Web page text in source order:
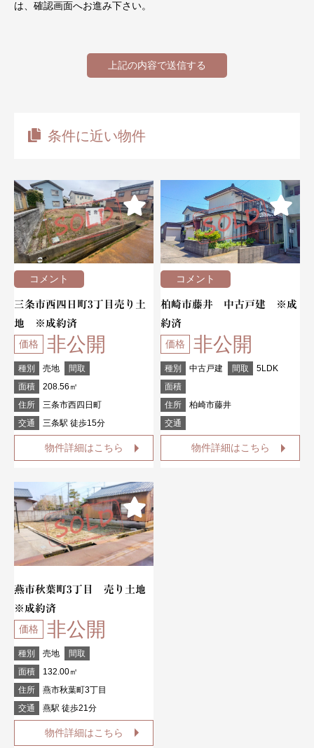
は、確認画面へお進み下さい。
条件に近い物件
コメント
三条市西四日町3丁目売り土
地 ※成約済
価格 非公開
種別 売地
間取
面積
208.56㎡
住所
三条市西四日町
交通
三条駅 徒歩15分
物件詳細はこちら
コメント
柏崎市藤井 中古戸建 ※成
約済
価格 非公開
種別 中古戸建 間取
5LDK
面積
住所
柏崎市藤井
交通
物件詳細はこちら
燕市秋葉町3丁目 売り土地
※成約済
価格 非公開
種別 売地
間取
面積
132.00㎡
住所
燕市秋葉町3丁目
交通
燕駅 徒歩21分
物件詳細はこちら